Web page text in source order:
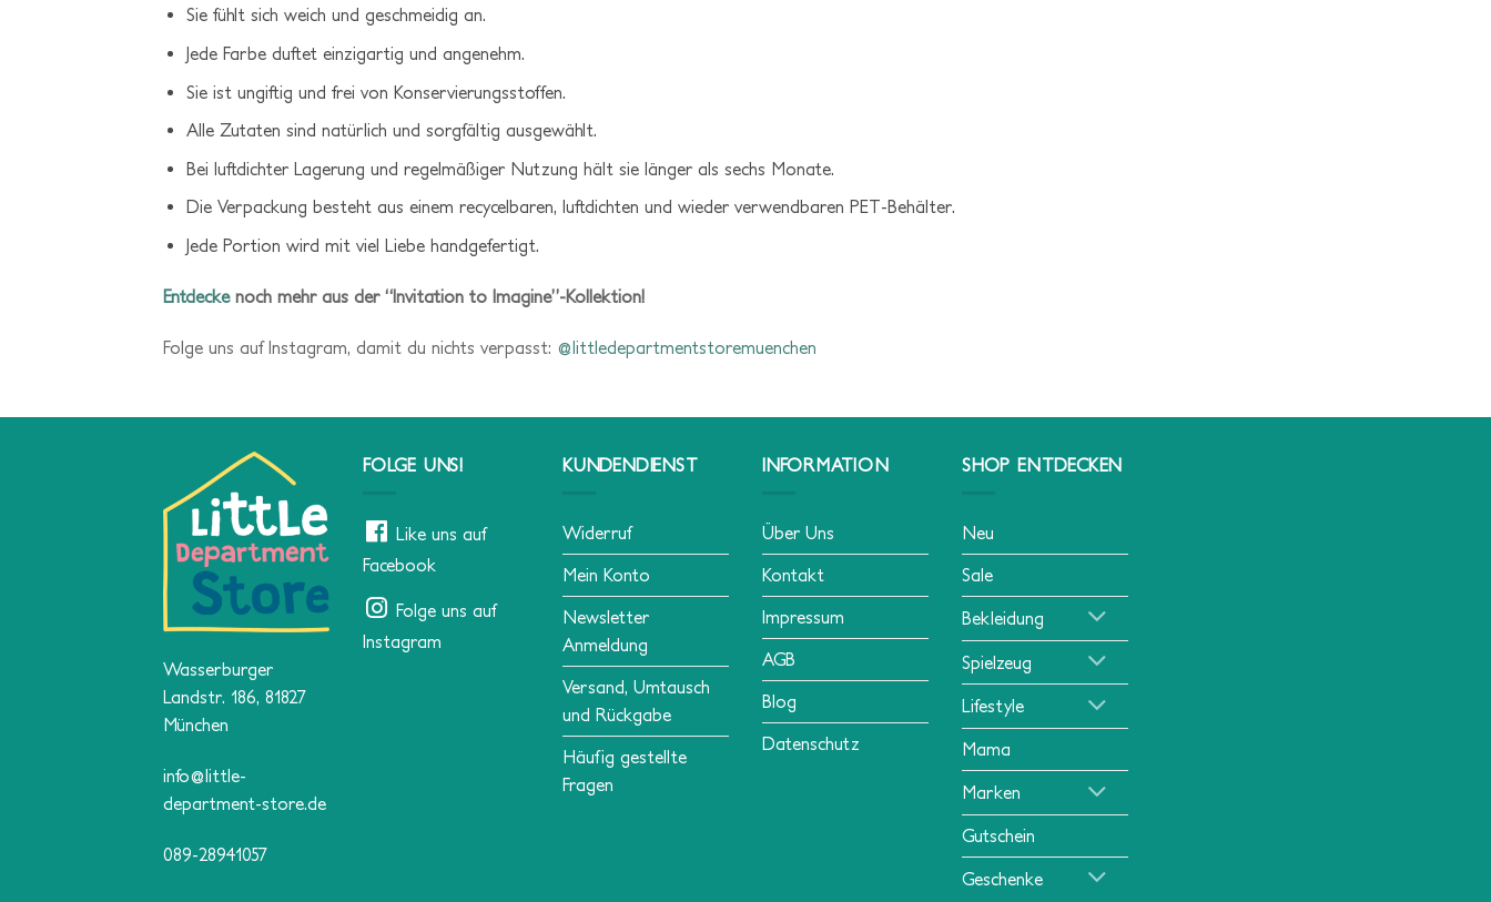
Sie fühlt sich weich und geschmeidig an.
Jede Farbe duftet einzigartig und angenehm.
Sie ist ungiftig und frei von Konservierungsstoffen.
Alle Zutaten sind natürlich und sorgfältig ausgewählt.
Bei luftdichter Lagerung und regelmäßiger Nutzung hält sie länger als sechs Monate.
Die Verpackung besteht aus einem recycelbaren, luftdichten und wieder verwendbaren PET-Behälter.
Jede Portion wird mit viel Liebe handgefertigt.
Entdeckenoch mehr aus der “Invitation to Imagine”-Kollektion!
Folge uns auf Instagram, damit du nichts verpasst: @littledepartmentstoremuenchen
Wasserburger
Landstr. 186, 81827
München
info@little-
department-store.de
089-28941057
FOLGE UNS!
Like uns auf
Facebook
Folge uns auf
Instagram
KUNDENDIENST
Widerruf
Mein Konto
Newsletter
Anmeldung
Versand, Umtausch
und Rückgabe
Häufig gestellte
Fragen
INFORMATION
Über Uns
Kontakt
Impressum
AGB
Blog
Datenschutz
SHOP ENTDECKEN
Neu
Sale
Bekleidung
Spielzeug
Lifestyle
Mama
Marken
Gutschein
Geschenke